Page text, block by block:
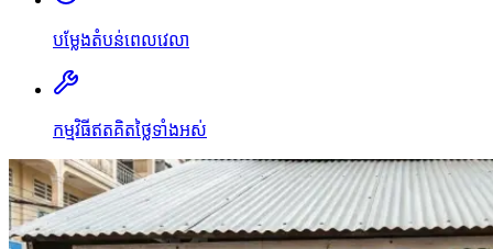
បម្លែងតំបន់ពេលវេលា
កម្មវិធីឥតគិតថ្លៃទាំងអស់